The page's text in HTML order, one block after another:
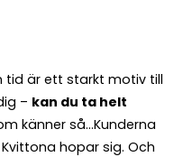
tid är ett starkt motiv till
– kan du ta helt
känner så…Kunderna
hopar sig. Och